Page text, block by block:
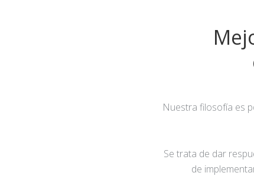
Nuestra filosofía es
Se trata de dar
de